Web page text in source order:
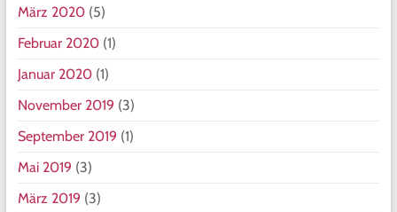
März 2020(5)
Februar 2020(1)
Januar 2020(1)
November 2019 (3)
September 2019 (1)
Mai 2019 (3)
März 2019 (3)